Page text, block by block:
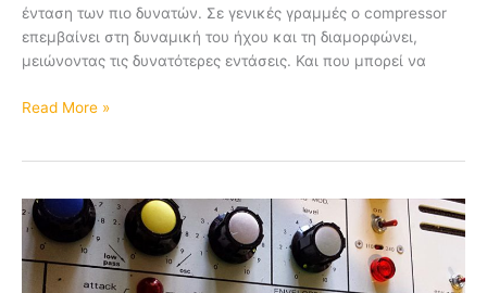
ένταση των πιο δυνατών. Σε γενικές γραμμές ο compressor
επεμβαίνει στη δυναμική του ήχου και τη διαμορφώνει,
μειώνοντας τις δυνατότερες εντάσεις. Και που μπορεί να
Read More »
Envelope
Generator:
Γεννήτρια
Περιβάλλουσας